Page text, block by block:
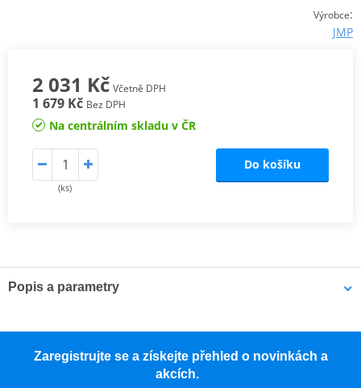
Výrobce:
JMP
2 031 Kč Včetně DPH
1 679 Kč Bez DPH
Na centrálním skladu v ČR
(ks)
Do košíku
Popis a parametry
41,85W
Zaregistrujte se a získejte přehled o novinkách a
akcích.